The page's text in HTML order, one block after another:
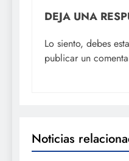
DEJA UNA
Lo siento, debes
publicar un
Noticias